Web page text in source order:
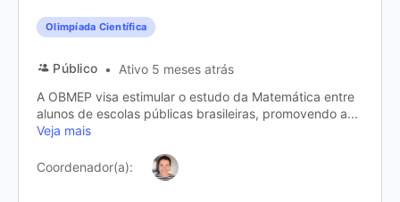
Olimpíada Científica
Público
Ativo 5 meses atrás
A OBMEP visa estimular o estudo da Matemática entre
alunos de escolas públicas brasileiras, promovendo a...
Veja mais
Coordenador(a):